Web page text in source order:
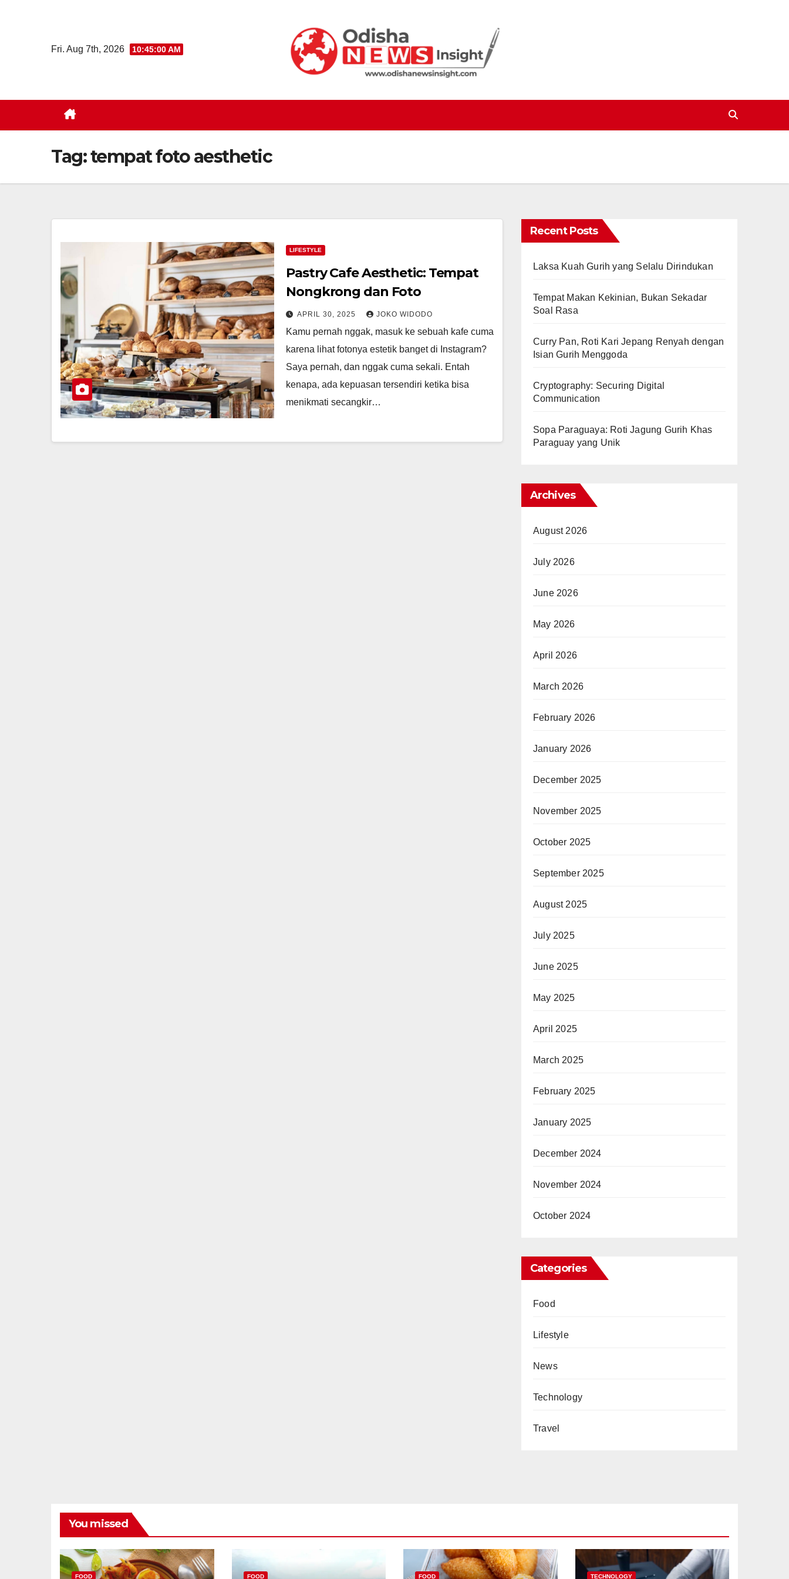
Fri. Aug 7th, 2026 10:45:00 AM
Tag:tempat foto aesthetic
LIFESTYLE
Pastry Cafe Aesthetic: Tempat
Nongkrong dan Foto
APRIL 30, 2025 JOKO WIDODO
Kamu pernah nggak, masuk ke sebuah kafe cuma
karena lihat fotonya estetik banget di Instagram?
Saya pernah, dan nggak cuma sekali. Entah
kenapa, ada kepuasan tersendiri ketika bisa
menikmati secangkir…
Recent Posts
Laksa Kuah Gurih yang Selalu Dirindukan
Tempat Makan Kekinian, Bukan Sekadar
Soal Rasa
Curry Pan, Roti Kari Jepang Renyah dengan
Isian Gurih Menggoda
Cryptography: Securing Digital
Communication
Sopa Paraguaya: Roti Jagung Gurih Khas
Paraguay yang Unik
Archives
August 2026
July 2026
June 2026
May 2026
April 2026
March 2026
February 2026
January 2026
December 2025
November 2025
October 2025
September 2025
August 2025
July 2025
June 2025
May 2025
April 2025
March 2025
February 2025
January 2025
December 2024
November 2024
October 2024
Categories
Food
Lifestyle
News
Technology
Travel
You missed
FOOD FOOD FOOD TECHNOLOGY